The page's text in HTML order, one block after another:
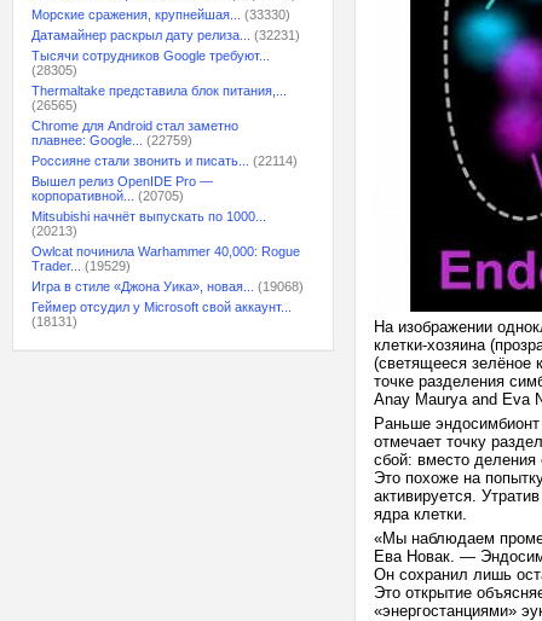
Морские сражения, крупнейшая...
(33330)
Датамайнер раскрыл дату релиза...
(32231)
Тысячи сотрудников Google требуют...
(28305)
Thermaltake представила блок питания,...
(26565)
Chrome для Android стал заметно
плавнее: Google...
(22759)
Россияне стали звонить и писать...
(22114)
Вышел релиз OpenIDE Pro —
корпоративной...
(20705)
Mitsubishi начнёт выпускать по 1000...
(20213)
Owlcat починила Warhammer 40,000: Rogue
Trader...
(19529)
Игра в стиле «Джона Уика», новая...
(19068)
Геймер отсудил у Microsoft свой аккаунт...
(18131)
На изображении
клетки-хозяина
(светящееся зелёное
точке разделения
Anay Maurya and Eva
Раньше
отмечает точку
сбой: вместо
Это похоже на
активируется.
ядра клетки.
«Мы наблюдаем
Ева Новак. —
Он сохранил лишь
Это открытие
«энергостанциями»